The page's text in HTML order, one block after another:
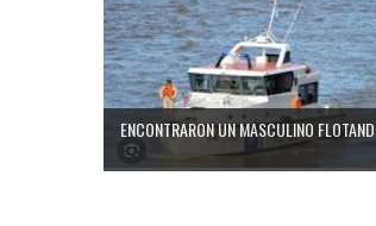
ENCONTRARON UN MASCULINO